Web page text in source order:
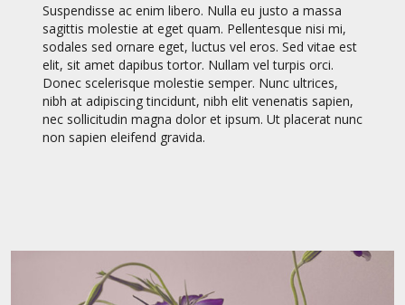
Suspendisse ac enim libero. Nulla eu justo a massa
sagittis molestie at eget quam. Pellentesque nisi mi,
sodales sed ornare eget, luctus vel eros. Sed vitae est
elit, sit amet dapibus tortor. Nullam vel turpis orci.
Donec scelerisque molestie semper. Nunc ultrices,
nibh at adipiscing tincidunt, nibh elit venenatis sapien,
nec sollicitudin magna dolor et ipsum. Ut placerat nunc
non sapien eleifend gravida.